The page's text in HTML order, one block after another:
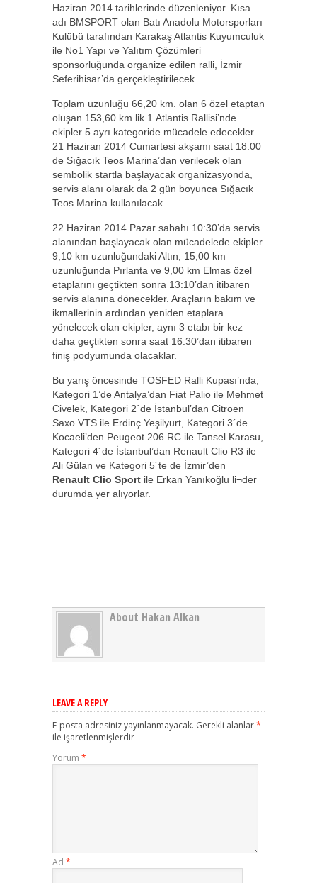
Haziran 2014 tarihlerinde düzenleniyor. Kısa
adı BMSPORT olan Batı Anadolu Motorsporları
Kulübü tarafından Karakaş Atlantis Kuyumculuk
ile No1 Yapı ve Yalıtım Çözümleri
sponsorluğunda organize edilen ralli, İzmir
Seferihisar’da gerçekleştirilecek.
Toplam uzunluğu 66,20 km. olan 6 özel etaptan
oluşan 153,60 km.lik 1.Atlantis Rallisi’nde
ekipler 5 ayrı kategoride mücadele edecekler.
21 Haziran 2014 Cumartesi akşamı saat 18:00
de Sığacık Teos Marina’dan verilecek olan
sembolik startla başlayacak organizasyonda,
servis alanı olarak da 2 gün boyunca Sığacık
Teos Marina kullanılacak.
22 Haziran 2014 Pazar sabahı 10:30’da servis
alanından başlayacak olan mücadelede ekipler
9,10 km uzunluğundaki Altın, 15,00 km
uzunluğunda Pırlanta ve 9,00 km Elmas özel
etaplarını geçtikten sonra 13:10’dan itibaren
servis alanına dönecekler. Araçların bakım ve
ikmallerinin ardından yeniden etaplara
yönelecek olan ekipler, aynı 3 etabı bir kez
daha geçtikten sonra saat 16:30’dan itibaren
finiş podyumunda olacaklar.
Bu yarış öncesinde TOSFED Ralli Kupası’nda;
Kategori 1’de Antalya’dan Fiat Palio ile Mehmet
Civelek, Kategori 2´de İstanbul’dan Citroen
Saxo VTS ile Erdinç Yeşilyurt, Kategori 3´de
Kocaeli’den Peugeot 206 RC ile Tansel Karasu,
Kategori 4´de İstanbul’dan Renault Clio R3 ile
Ali Gülan ve Kategori 5´te de İzmir’den
Renault Clio Sport ile Erkan Yanıkoğlu li¬der
durumda yer alıyorlar.
About Hakan Alkan
LEAVE A REPLY
E-posta adresiniz yayınlanmayacak. Gerekli alanlar*
ile işaretlenmişlerdir
Yorum *
Ad *